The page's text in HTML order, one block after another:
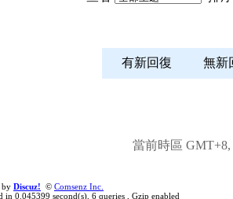
有新回復 無
當前時區 GMT+8,
by Discuz! © Comsenz Inc.
in 0.045399 second(s), 6 queries , Gzip enabled